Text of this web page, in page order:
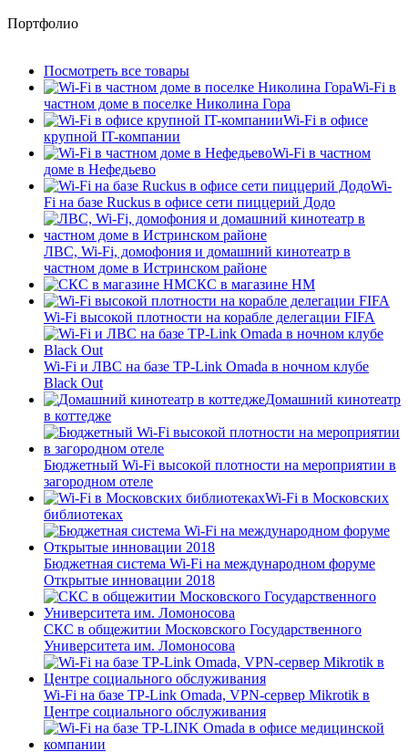
Портфолио
Посмотреть все товары
Wi-Fi в
частном доме в поселке Николина Гора
Wi-Fi в офисе
крупной IT-компании
Wi-Fi в частном
доме в Нефедьево
Wi-
Fi на базе Ruckus в офисе сети пиццерий Додо
ЛВС, Wi-Fi, домофония и домашний кинотеатр в
частном доме в Истринском районе
СКС в магазине HM
Wi-Fi высокой плотности на корабле делегации FIFA
Wi-Fi и ЛВС на базе TP-Link Omada в ночном клубе
Black Out
Домашний кинотеатр
в коттедже
Бюджетный Wi-Fi высокой плотности на мероприятии в
загородном отеле
Wi-Fi в Московских
библиотеках
Бюджетная система Wi-Fi на международном форуме
Открытые инновации 2018
СКС в общежитии Московского Государственного
Университета им. Ломоносова
Wi-Fi на базе TP-Link Omada, VPN-сервер Mikrotik в
Центре социального обслуживания